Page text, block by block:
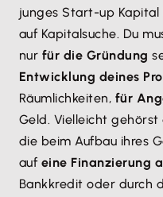
junges Start-up
auf Kapitalsuche. Du
nur für die Gründung
Entwicklung deines
Räumlichkeiten, für
Geld. Vielleicht
die beim Aufbau ihres
auf eine Finanzierung
Bankkredit oder durch